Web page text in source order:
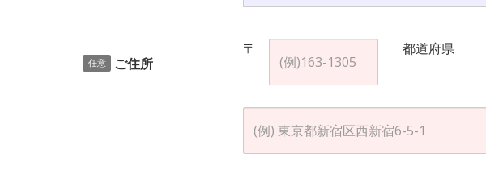
任意 ご住所
〒 都道府県